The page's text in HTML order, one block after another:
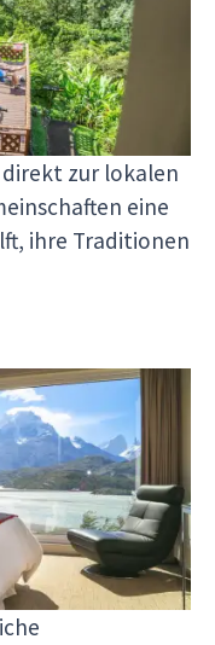
lokalen
die dich den
Jede
zur lokalen
eine
ihre Traditionen
ansässig ist und
und wählt jede
um
hohen